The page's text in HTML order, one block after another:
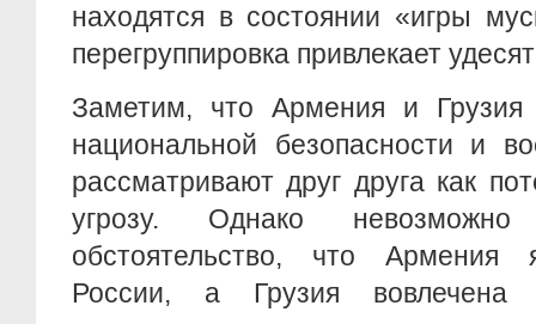
находятся в состоянии «игры
перегруппировка привлекает
Заметим, что Армения и Грузия
национальной безопасности и
рассматривают друг друга как
угрозу. Однако
обстоятельство, что Армения
России, а Грузия